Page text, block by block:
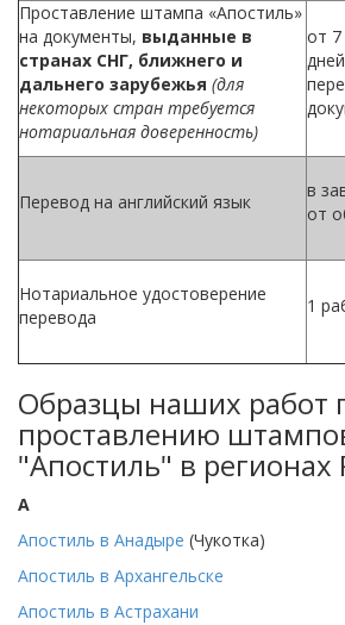
Проставление штампа «Апостиль»
на документы, выданные в
странах СНГ, ближнего и
дальнего зарубежья (для
некоторых стран требуется
нотариальная доверенность)
от
Перевод на английский язык
в
от
Нотариальное удостоверение
перевода
1
Образцы наших работ
проставлению
"Апостиль" в регионах
А
Апостиль в Анадыре (Чукотка)
Апостиль в Архангельске
Апостиль в Астрахани